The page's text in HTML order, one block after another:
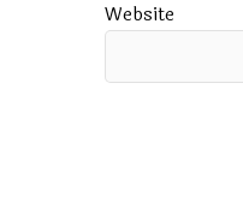
Website